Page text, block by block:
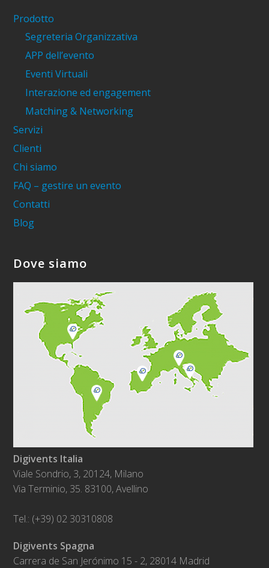
Prodotto
Segreteria Organizzativa
APP dell’evento
Eventi Virtuali
Interazione ed engagement
Matching & Networking
Servizi
Clienti
Chi siamo
FAQ – gestire un evento
Contatti
Blog
Dove siamo
Digivents Italia
Viale Sondrio, 3, 20124, Milano
Via Terminio, 35. 83100, Avellino
Tel.: (+39) 02 30310808
Digivents Spagna
Carrera de San Jerónimo 15 - 2, 28014 Madrid